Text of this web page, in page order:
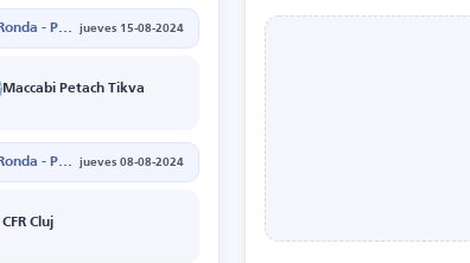
Conference League | Clasificación - Tercera Ronda - Partido de vuelta jueves 15-08-2024
Maccabi Petach Tikva
Conference League | Clasificación - Tercera Ronda - Partido de ida jueves 08-08-2024
CFR Cluj